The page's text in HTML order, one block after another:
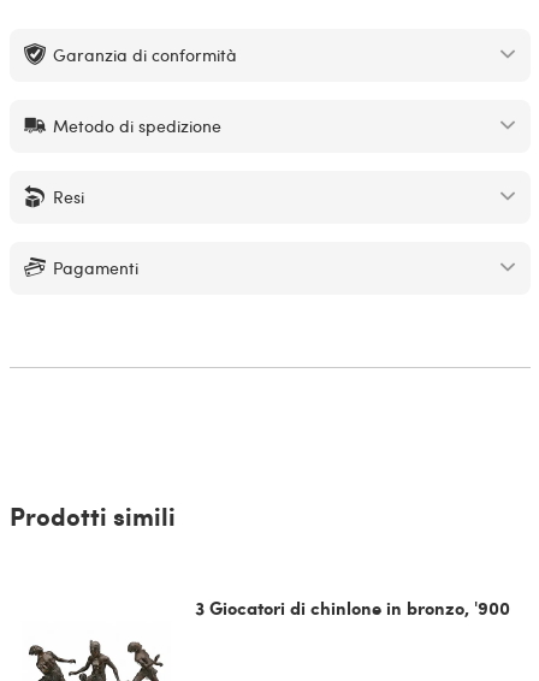
Garanzia di conformità
Metodo di spedizione
Resi
Pagamenti
Prodotti simili
3 Giocatori di chinlone in bronzo, '900